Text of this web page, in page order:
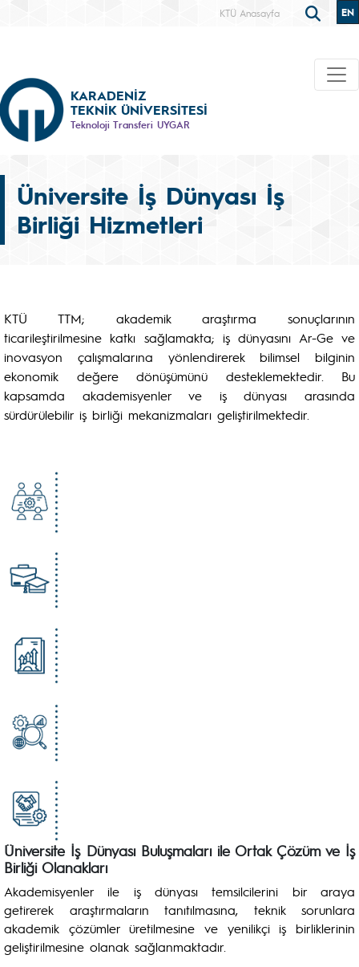
KTÜ Anasayfa EN
KARADENİZ
TEKNİK ÜNİVERSİTESİ
Teknoloji Transferi UYGAR
Üniversite İş Dünyası İş
Birliği Hizmetleri
KTÜ TTM; akademik araştırma sonuçlarının
ticarileştirilmesine katkı sağlamakta; iş dünyasını Ar-Ge ve
inovasyon çalışmalarına yönlendirerek bilimsel bilginin
ekonomik değere dönüşümünü desteklemektedir. Bu
kapsamda akademisyenler ve iş dünyası arasında
sürdürülebilir iş birliği mekanizmaları geliştirilmektedir.
Üniversite İş Dünyası Buluşmaları ile Ortak Çözüm ve İş
Birliği Olanakları
Akademisyenler ile iş dünyası temsilcilerini bir araya
getirerek araştırmaların tanıtılmasına, teknik sorunlara
akademik çözümler üretilmesine ve yenilikçi iş birliklerinin
geliştirilmesine olanak sağlanmaktadır.